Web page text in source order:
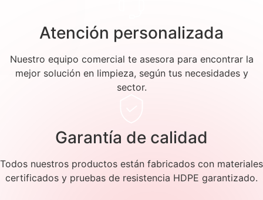
Atención personalizada
Nuestro equipo comercial te asesora para encontrar la
mejor solución en limpieza, según tus necesidades y
sector.
Garantía de calidad
Todos nuestros productos están fabricados con materiales
certificados y pruebas de resistencia HDPE garantizado.